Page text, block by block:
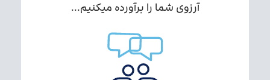
آرزوی شما را برآورده میکنیم...